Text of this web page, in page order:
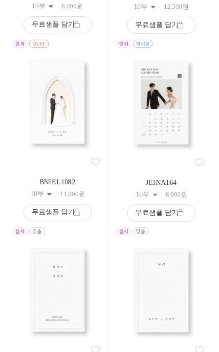
10부 8,000원
무료샘플 담기
10부 12,500원
무료샘플 담기
BNIEL1082
10부
11,000원
무료샘플 담기
JEINA164
10부
8,000원
무료샘플 담기